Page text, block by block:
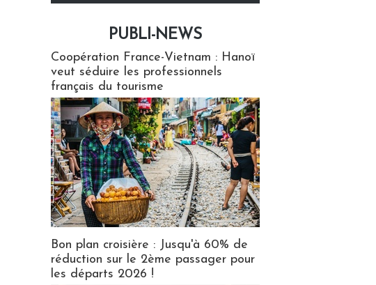
PUBLI-NEWS
Coopération France-Vietnam : Hanoï
veut séduire les professionnels
français du tourisme
Bon plan croisière : Jusqu'à 60% de
réduction sur le 2ème passager pour
les départs 2026 !